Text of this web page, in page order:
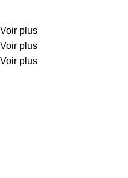
Voir plus
Voir plus
Voir plus